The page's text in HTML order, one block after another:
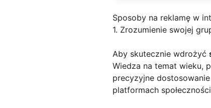
Sposoby na reklamę w
1. Zrozumienie swojej
Aby skutecznie wdrożyć
Wiedza na temat wieku,
precyzyjne
platformach